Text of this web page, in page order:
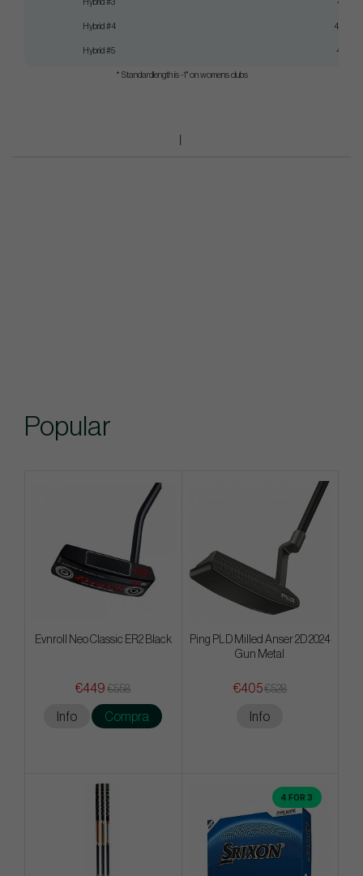
Hybrid #4 40,5"
Hybrid #5 40"
* Standardlength is -1" on womens clubs
Popular
Evnroll Neo Classic ER2 Black
€449 €558
Info Compra
Ping PLD Milled Anser 2D 2024
Gun Metal
€405€528
Info
4 FOR 3